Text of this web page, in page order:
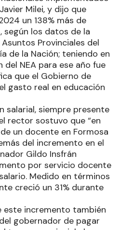
Milei, y dijo que
un 138% más de
según los datos de la
Provinciales del
de la Nación; teniendo en
NEA para ese año fue
que el Gobierno de
gasto real en educación
salarial, siempre presente
rector sostuvo que “en
un docente en Formosa
del incremento en el
Gildo Insfrán
por servicio docente
Medido en términos
creció un 31% durante
este incremento también
gobernador de pagar